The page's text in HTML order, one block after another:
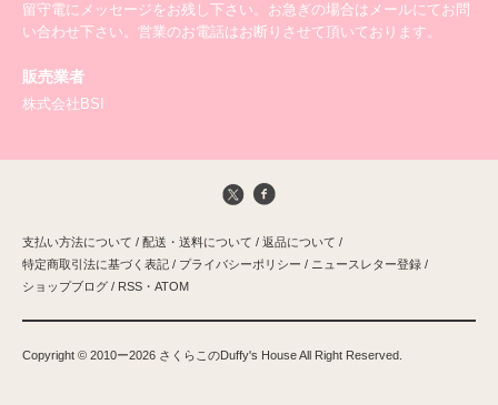
留守電にメッセージをお残し下さい。お急ぎの場合はメールにてお問
い合わせ下さい。営業のお電話はお断りさせて頂いております。
販売業者
株式会社BSI
支払い方法について / 配送・送料について / 返品について /
特定商取引法に基づく表記 / プライバシーポリシー / ニュースレター登録 /
ショップブログ / RSS ・ ATOM
Copyright ©️ 2010ー2026 さくらこのDuffy's House All Right Reserved.